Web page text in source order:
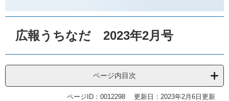
広報うちなだ 2023年2月号
ページ内目次
ページID：0012298 更新日：2023年2月6日更新